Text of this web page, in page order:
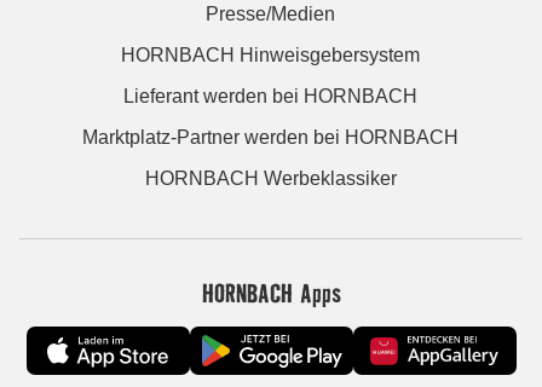
Presse/Medien
HORNBACH Hinweisgebersystem
Lieferant werden bei HORNBACH
Marktplatz-Partner werden bei HORNBACH
HORNBACH Werbeklassiker
HORNBACH Apps